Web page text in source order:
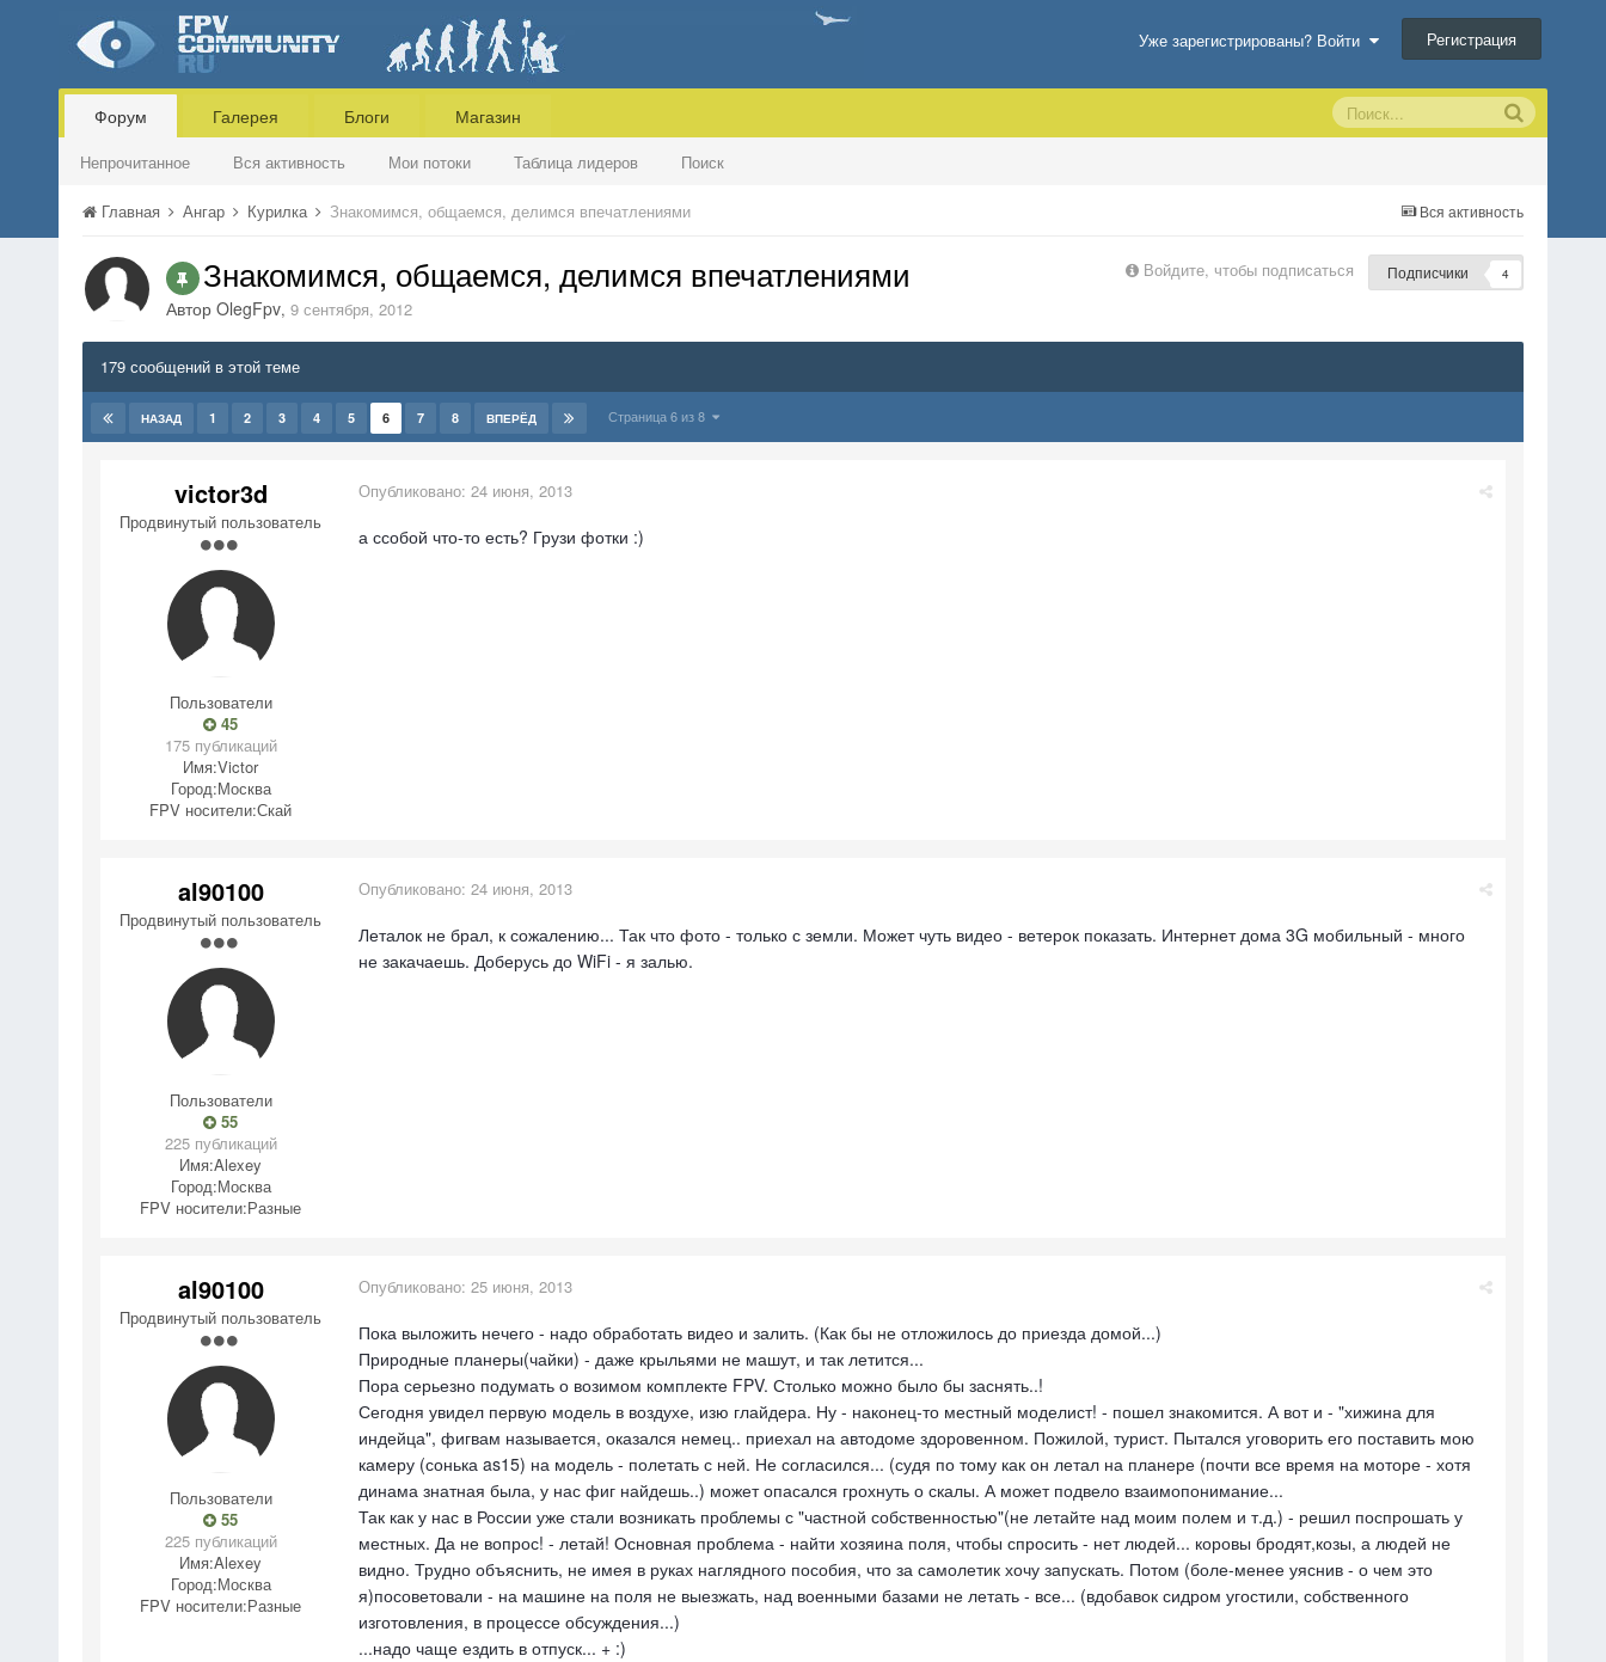
Уже зарегистрированы? Войти Регистрация
Форум
Непрочитанное Вся активность Мои потоки Таблица лидеров Поиск
Галерея Блоги Магазин
Вся активность
Главная Ангар Курилка Знакомимся, общаемся, делимся впечатлениями
Войдите, чтобы подписаться Подписчики 4
Знакомимся, общаемся, делимся впечатлениями
Автор OlegFpv, 9 сентября, 2012
179 сообщений в этой теме
НАЗАД 1 2 3 4 5 6 7 8 ВПЕРЁД Страница 6 из 8
victor3d
Продвинутый пользователь
Пользователи
45
175 публикаций
Имя:Victor
Город:Москва
FPV носители:Скай
Опубликовано: 24 июня, 2013
а ссобой что-то есть? Грузи фотки :)
al90100
Продвинутый пользователь
Пользователи
55
225 публикаций
Имя:Alexey
Город:Москва
FPV носители:Разные
Опубликовано: 24 июня, 2013
Леталок не брал, к сожалению... Так что фото - только с земли. Может чуть видео - ветерок показать. Интернет дома 3G мобильный - много
не закачаешь. Доберусь до WiFi - я залью.
al90100
Продвинутый пользователь
Пользователи
55
225 публикаций
Имя:Alexey
Город:Москва
FPV носители:Разные
Опубликовано: 25 июня, 2013
Пока выложить нечего - надо обработать видео и залить. (Как бы не отложилось до приезда домой...)
Природные планеры(чайки) - даже крыльями не машут, и так летится...
Пора серьезно подумать о возимом комплекте FPV. Столько можно было бы заснять..!
Сегодня увидел первую модель в воздухе, изю глайдера. Ну - наконец-то местный моделист! - пошел знакомится. А вот и - "хижина для
индейца", фигвам называется, оказался немец.. приехал на автодоме здоровенном. Пожилой, турист. Пытался уговорить его поставить мою
камеру (сонька as15) на модель - полетать с ней. Не согласился... (судя по тому как он летал на планере (почти все время на моторе - хотя
динама знатная была, у нас фиг найдешь..) может опасался грохнуть о скалы. А может подвело взаимопонимание...
Так как у нас в России уже стали возникать проблемы с "частной собственностью"(не летайте над моим полем и т.д.) - решил поспрошать у
местных. Да не вопрос! - летай! Основная проблема - найти хозяина поля, чтобы спросить - нет людей... коровы бродят,козы, а людей не
видно. Трудно объяснить, не имея в руках наглядного пособия, что за самолетик хочу запускать. Потом (боле-менее уяснив - о чем это
я)посоветовали - на машине на поля не выезжать, над военными базами не летать - все... (вдобавок сидром угостили, собственного
изготовления, в процессе обсуждения...)
...надо чаще ездить в отпуск... + :)